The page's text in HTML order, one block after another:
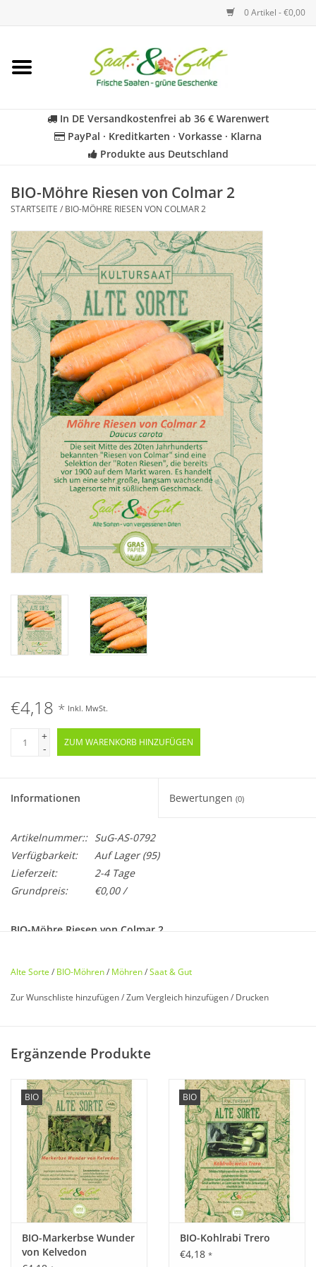
0 Artikel - €0,00
Startseite
Kräuter
Für Kinder
Geschenkideen
Katalog
In DE Versandkostenfrei ab 36 € Warenwert
PayPal · Kreditkarten · Vorkasse · Klarna
Produkte aus Deutschland
BIO-Möhre Riesen von Colmar 2
STARTSEITE / BIO-MÖHRE RIESEN VON COLMAR 2
€4,18 * Inkl. MwSt.
+
-
ZUM WARENKORB HINZUFÜGEN
Informationen Bewertungen (0)
Artikelnummer:: SuG-AS-0792
Verfügbarkeit:
Auf Lager(95)
Lieferzeit:
2-4 Tage
Grundpreis:
€0,00 /
BIO-Möhre Riesen von Colmar 2
Historisches Saatgut von Saat & Gut
Entdecken Sie unsere seltene historische Möhrewieder, die
fast in Vergessenheit geraten ist!
Die alte Heimat der Karotten (lat. carota) liegt wohl in
Kleinasien.
Die seit Mitte des 20sten Jahrhunderts bekannten "Riesen von
Colmar" sind eine Selektion der "Roten Riesen", die bereits
vor 1900 auf dem Markt waren. Es handelt sich um eine
große , langsam wachsende Lagersorte mit
Alte Sorte / BIO-Möhren/ Möhren/Saat & Gut
Zur Wunschliste hinzufügen/Zum Vergleich hinzufügen/ Drucken
Ergänzende Produkte
BIO
BIO-Markerbse Wunder
von Kelvedon
BIO
BIO-Kohlrabi Trero
€4,18 *